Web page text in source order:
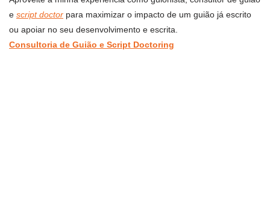
e script doctor para maximizar o impacto de um guião já escrito
ou apoiar no seu desenvolvimento e escrita.
Consultoria de Guião e Script Doctoring